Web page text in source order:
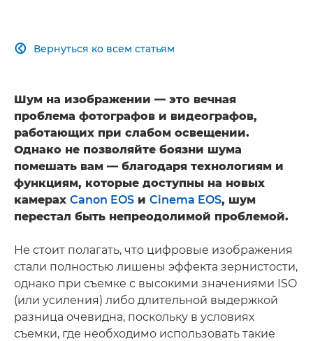
Вернуться ко всем статьям

Шум на изображении — это вечная
проблема фотографов и видеографов,
работающих при слабом освещении.
Однако не позволяйте боязни шума
помешать вам — благодаря технологиям и
функциям, которые доступны на новых
камерах Canon EOS и Cinema EOS, шум
перестал быть непреодолимой проблемой.
Не стоит полагать, что цифровые изображения
стали полностью лишены эффекта зернистости,
однако при съемке с высокими значениями ISO
(или усиления) либо длительной выдержкой
разница очевидна, поскольку в условиях
съемки, где необходимо использовать такие